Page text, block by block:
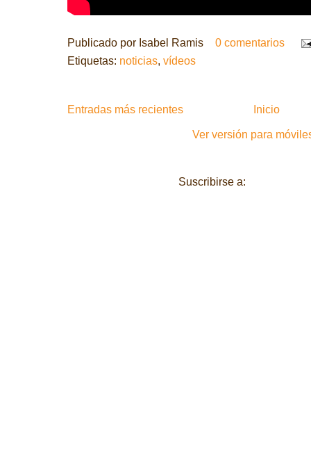
Publicado por Isabel Ramis
0 comentarios
Etiquetas: noticias, vídeos
Entradas más recientes Inicio
Ver versión para
Suscribirse a: